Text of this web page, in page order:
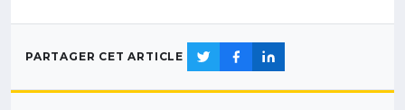
PARTAGER CET ARTICLE